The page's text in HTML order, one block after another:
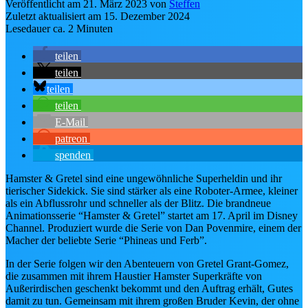
📺 Disney Channel
🏰 Disney-Animationsklassiker
🎬 Disney Realfilme
📺 Disney Channel
💡 Pixar
🧭 Alle Franchises entdecken →
Veröffentlicht am 21. März 2023 von Steffen
Zuletzt aktualisiert am 15. Dezember 2024
Lesedauer ca. 2 Minuten
teilen
teilen
teilen
teilen
E-Mail
patreon
spenden
Hamster & Gretel sind eine ungewöhnliche Superheldin und ihr
tierischer Sidekick. Sie sind stärker als eine Roboter-Armee, kleiner
als ein Abflussrohr und schneller als der Blitz. Die brandneue
Animationsserie “Hamster & Gretel” startet am 17. April im Disney
Channel. Produziert wurde die Serie von Dan Povenmire, einem der
Macher der beliebte Serie “Phineas und Ferb”.
In der Serie folgen wir den Abenteuern von Gretel Grant-Gomez,
die zusammen mit ihrem Haustier Hamster Superkräfte von
Außerirdischen geschenkt bekommt und den Auftrag erhält, Gutes
damit zu tun. Gemeinsam mit ihrem großen Bruder Kevin, der ohne